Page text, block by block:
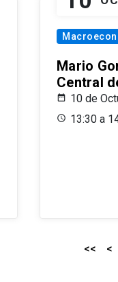
Mario
Central
10 de
13:30 a
<< <